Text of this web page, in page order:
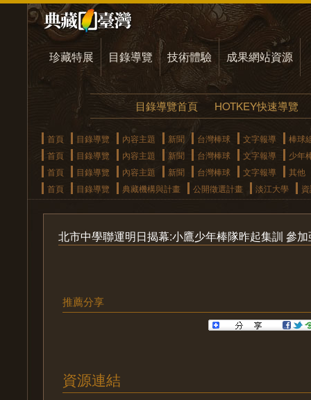
珍藏特展 目錄導覽 技術體驗 成果網站資源
目錄導覽首頁 HOTKEY快速導覽
首頁 目錄導覽 內容主題 新聞 台灣棒球 文字報導
棒球
首頁
目錄導覽 內容主題 新聞 台灣棒球 文字報導
少年
首頁
目錄導覽 內容主題 新聞 台灣棒球 文字報導
其他
首頁
目錄導覽 典藏機構與計畫 公開徵選計畫 淡江大學
北市中學聯運明日揭幕:小鷹少年棒隊昨起集訓 參
推薦分享
資源連結